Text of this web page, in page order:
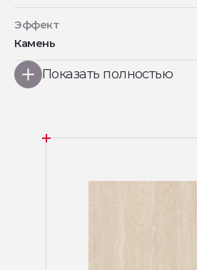
Эффект
Камень
Показать полностью